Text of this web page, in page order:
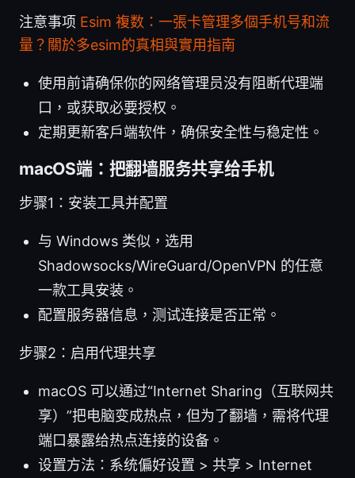
注意事项 Esim 複数：一張卡管理多個手机号和流
量？關於多esim的真相與實用指南
使用前请确保你的网络管理员没有阻断代理端
口，或获取必要授权。
定期更新客户端软件，确保安全性与稳定性。
macOS端：把翻墙服务共享给手机
步骤1：安装工具并配置
与 Windows 类似，选用
Shadowsocks/WireGuard/OpenVPN 的任意
一款工具安装。
配置服务器信息，测试连接是否正常。
步骤2：启用代理共享
macOS 可以通过“Internet Sharing（互联网共
享）”把电脑变成热点，但为了翻墙，需将代理
端口暴露给热点连接的设备。
设置方法：系统偏好设置 > 共享 > Internet